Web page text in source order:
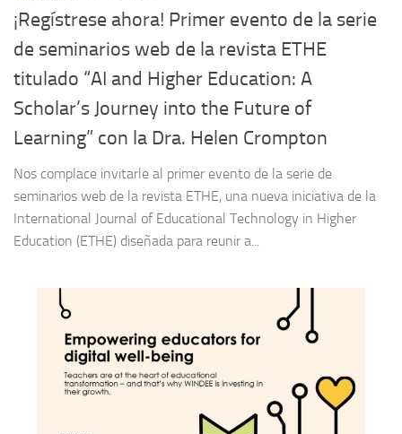
¡Regístrese ahora! Primer evento de la serie
de seminarios web de la revista ETHE
titulado “AI and Higher Education: A
Scholar’s Journey into the Future of
Learning” con la Dra. Helen Crompton
Nos complace invitarle al primer evento de la serie de
seminarios web de la revista ETHE, una nueva iniciativa de la
International Journal of Educational Technology in Higher
Education (ETHE) diseñada para reunir a...